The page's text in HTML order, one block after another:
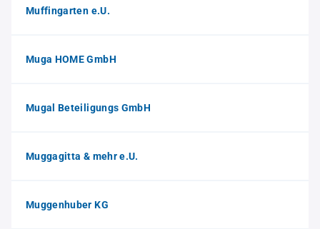
Muffingarten e.U.
Muga HOME GmbH
Mugal Beteiligungs GmbH
Muggagitta & mehr e.U.
Muggenhuber KG